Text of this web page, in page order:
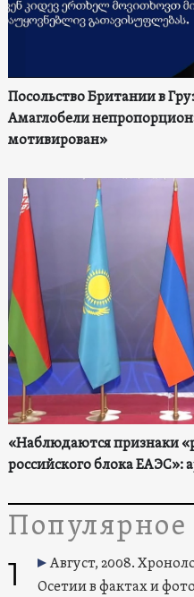
Посольство Британии в
Амаглобели
мотивирован»
«Наблюдаются признаки
российского блока ЕАЭС»:
Популярное
1
Август, 2008.
Осетии в фактах и